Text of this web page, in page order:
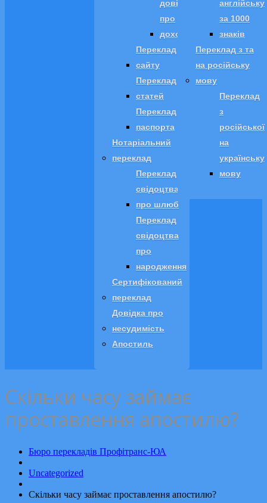
довідки
про
доходи
Переклад
сайту
Переклад
статей
Переклад
паспорта
Нотаріальний
переклад
Переклад
свідоцтва
про шлюб
Переклад
свідоцтва
про
народження
Сертифікований
переклад
Довідка про
несудимість
Апостиль
англійську
за 1000
знаків
Переклад з та
на російську
мову
Переклад
з
російської
на
українську
мову
Скільки часу займає
проставлення апостилю?
Бюро перекладів Профітранс-ЮА
Uncategorized
Скільки часу займає проставлення апостилю?